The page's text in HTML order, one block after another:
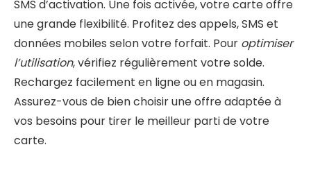
SMS d’activation. Une fois activée, votre carte offre
une grande flexibilité. Profitez des appels, SMS et
données mobiles selon votre forfait. Pour optimiser
l’utilisation, vérifiez régulièrement votre solde.
Rechargez facilement en ligne ou en magasin.
Assurez-vous de bien choisir une offre adaptée à
vos besoins pour tirer le meilleur parti de votre
carte.